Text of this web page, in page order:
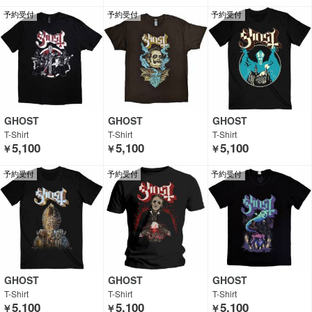
予約受付
GHOST
T-Shirt
￥5,100
予約受付
GHOST
T-Shirt
￥5,100
予約受付
GHOST
T-Shirt
￥5,100
予約受付
GHOST
T-Shirt
￥5,100
予約受付
GHOST
T-Shirt
￥5,100
予約受付
GHOST
T-Shirt
￥5,100